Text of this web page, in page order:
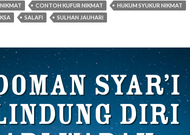
CONTOH KUFUR NIKMAT
HUKUM SYUKUR NIKMAT
SALAFI SULHAN JAUHARI